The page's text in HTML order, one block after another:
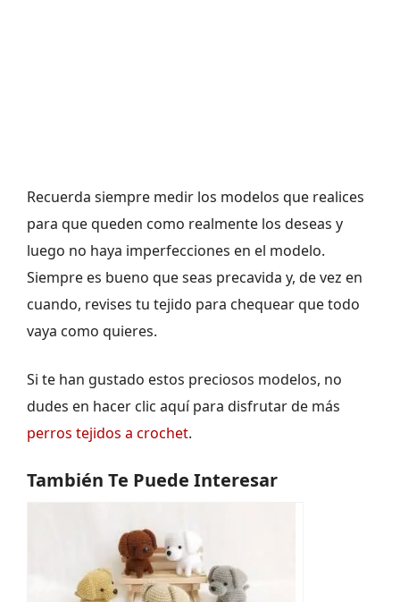
Recuerda siempre medir los modelos que realices
para que queden como realmente los deseas y
luego no haya imperfecciones en el modelo.
Siempre es bueno que seas precavida y, de vez en
cuando, revises tu tejido para chequear que todo
vaya como quieres.
Si te han gustado estos preciosos modelos, no
dudes en hacer clic aquí para disfrutar de más
perros tejidos a crochet.
También Te Puede Interesar